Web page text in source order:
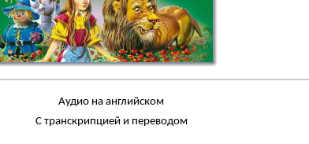
Аудио на английском
С транскрипцией и переводом